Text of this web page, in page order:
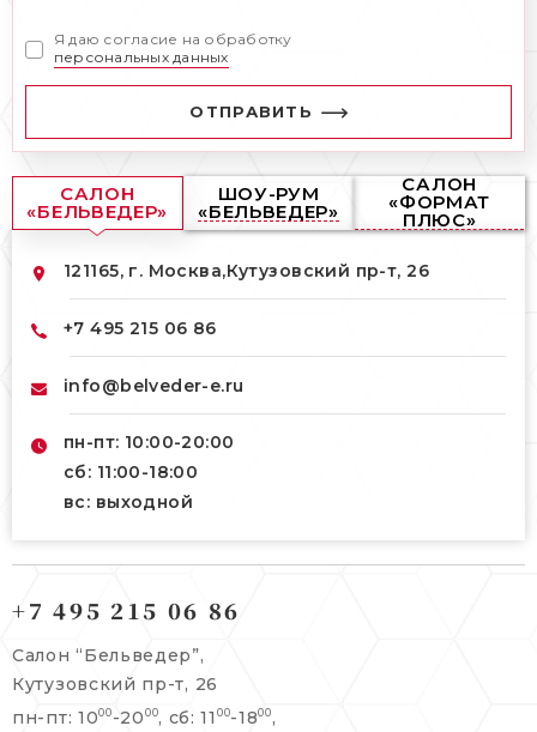
Я даю согласие на обработку
персональных данных
ОТПРАВИТЬ
САЛОН
«БЕЛЬВЕДЕР»
ШОУ-РУМ
«БЕЛЬВЕДЕР»
САЛОН
«ФОРМАТ
ПЛЮС»
121165, г. Москва,Кутузовский пр-т, 26
+7 495 215 06 86
info@belveder-e.ru
пн-пт: 10:00-20:00
сб: 11:00-18:00
вс: выходной
info@belveder-e.ru
Берсеневский переулок, 3/10с7
+7 495 477 45 43
info@belveder-e.ru
+7 495 215 06 86
Салон “Бельведер”,
Кутузовский пр-т, 26
пн-пт: 1000 -20 00, сб: 11 00-1800 ,